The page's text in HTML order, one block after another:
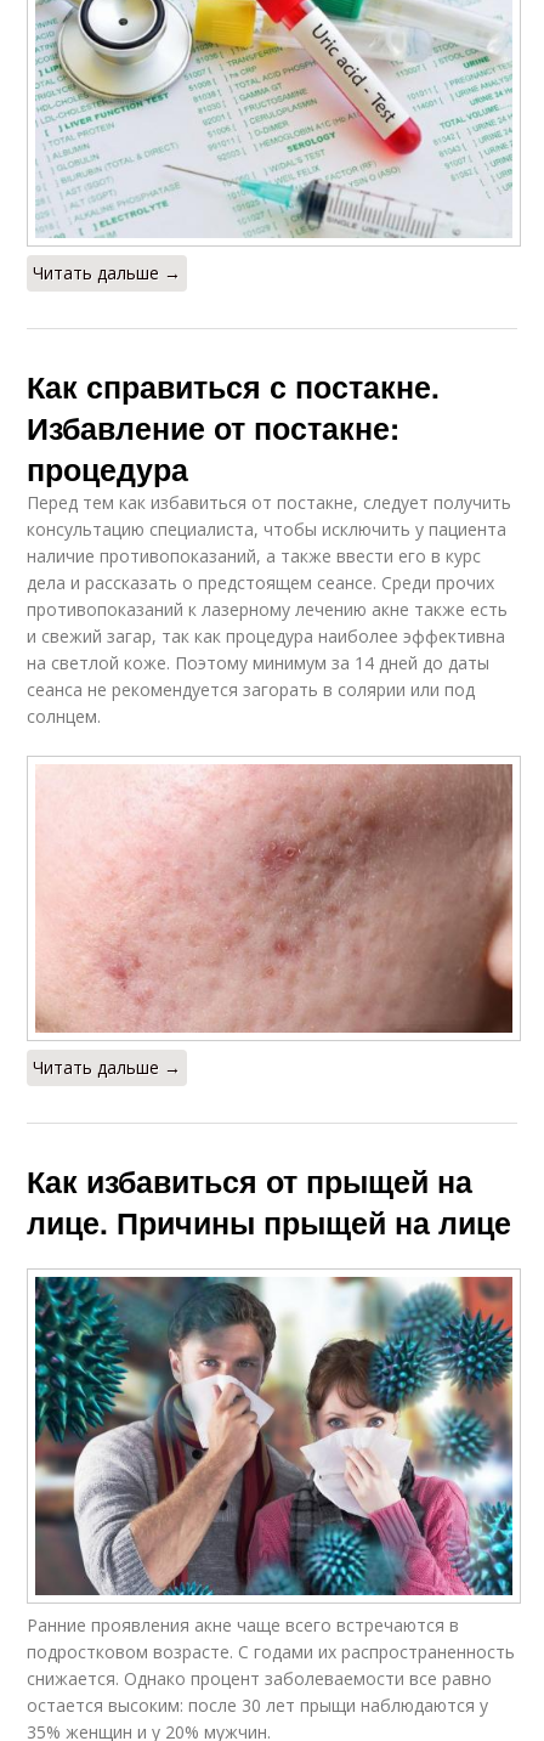
Читать дальше →
Как справиться с постакне.
Избавление от постакне:
процедура
Перед тем как избавиться от постакне, следует получить
консультацию специалиста, чтобы исключить у пациента
наличие противопоказаний, а также ввести его в курс
дела и рассказать о предстоящем сеансе. Среди прочих
противопоказаний к лазерному лечению акне также есть
и свежий загар, так как процедура наиболее эффективна
на светлой коже. Поэтому минимум за 14 дней до даты
сеанса не рекомендуется загорать в солярии или под
солнцем.
Читать дальше →
Как избавиться от прыщей на
лице. Причины прыщей на лице
Ранние проявления акне чаще всего встречаются в
подростковом возрасте. С годами их распространенность
снижается. Однако процент заболеваемости все равно
остается высоким: после 30 лет прыщи наблюдаются у
35% женщин и у 20% мужчин.